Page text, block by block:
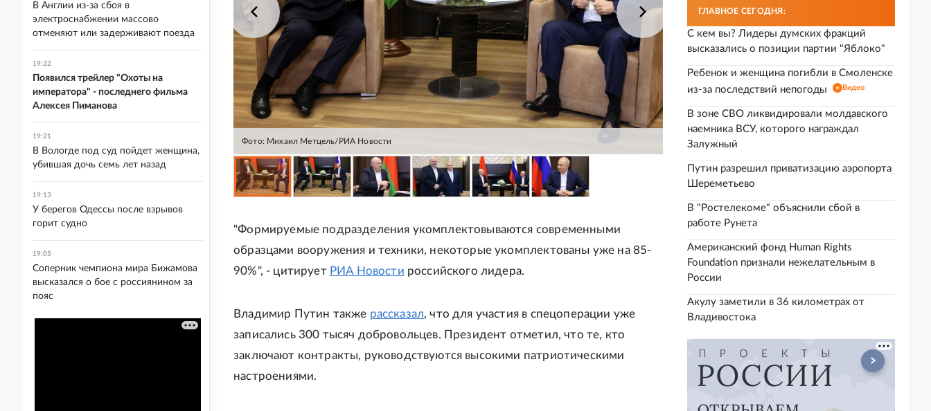
Фото: Михаил Метцель/РИА Новости
"Формируемые подразделения укомплектовываются современными
образцами вооружения и техники, некоторые укомплектованы уже на 85-
90%", - цитирует РИА Новости российского лидера.
Владимир Путин также рассказал, что для участия в спецоперации уже
записались 300 тысяч добровольцев. Президент отметил, что те, кто
заключают контракты, руководствуются высокими патриотическими
настроениями.
ГЛАВНОЕ СЕГОДНЯ:
С кем вы? Лидеры думских фракций
высказались о позиции партии "Яблоко"
Ребенок и женщина погибли в Смоленске
из-за последствий непогоды
Видео
В зоне СВО ликвидировали молдавского
наемника ВСУ, которого награждал
Залужный
Путин разрешил приватизацию аэропорта
Шереметьево
В "Ростелекоме" объяснили сбой в
работе Рунета
Американский фонд Human Rights
Foundation признали нежелательным в
России
Акулу заметили в 36 километрах от
Владивостока
В Англии из-за сбоя в
электроснабжении массово
отменяют или задерживают поезда
19:22
Появился трейлер "Охоты на
императора" - последнего фильма
Алексея Пиманова
19:21
В Вологде под суд пойдет женщина,
убившая дочь семь лет назад
19:13
У берегов Одессы после взрывов
горит судно
19:05
Соперник чемпиона мира Бижамова
высказался о бое с россиянином за
пояс